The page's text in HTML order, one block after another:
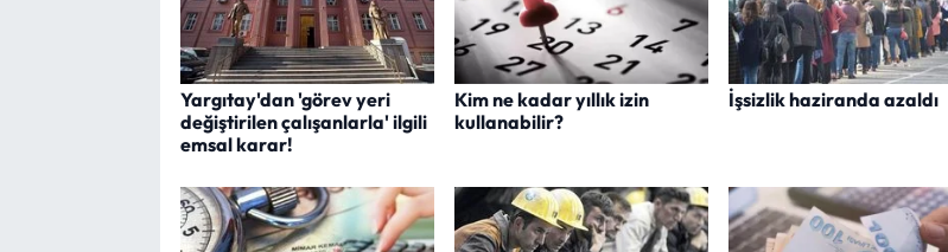
Yargıtay'dan 'görev yeri
değiştirilen çalışanlarla' ilgili
emsal karar!
Kim ne kadar yıllık izin
kullanabilir?
İşsizlik haziranda azaldı